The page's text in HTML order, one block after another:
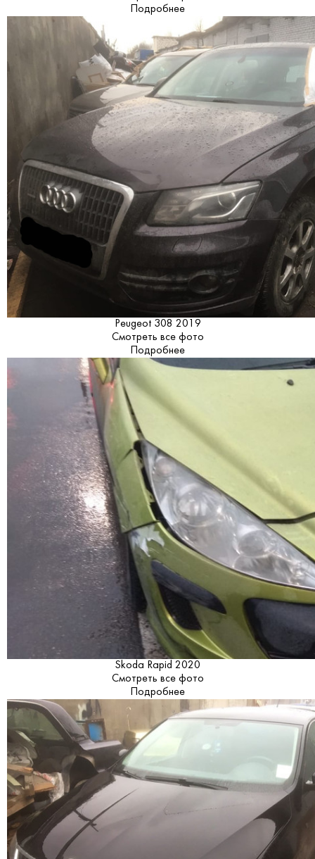
Подробнее
Peugeot 308 2019
Смотреть все фото
Подробнее
Skoda Rapid 2020
Смотреть все фото
Подробнее